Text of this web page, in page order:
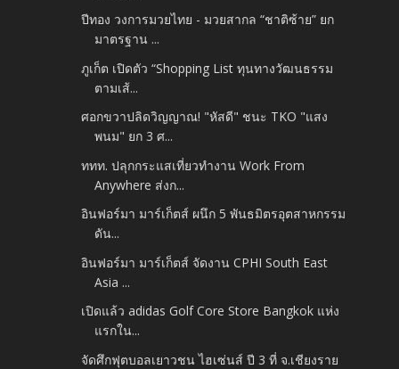
ปีทอง วงการมวยไทย - มวยสากล “ชาติซ้าย” ยก
มาตรฐาน ...
ภูเก็ต เปิดตัว “Shopping List ทุนทางวัฒนธรรม
ตามเส้...
ศอกขวาปลิดวิญญาณ! "หัสดี" ชนะ TKO "แสง
พนม" ยก 3 ศ...
ททท. ปลุกกระแสเที่ยวทำงาน Work From
Anywhere ส่งก...
อินฟอร์มา มาร์เก็ตส์ ผนึก 5 พันธมิตรอุตสาหกรรม
ดัน...
อินฟอร์มา มาร์เก็ตส์ จัดงาน CPHI South East
Asia ...
เปิดแล้ว adidas Golf Core Store Bangkok แห่ง
แรกใน...
จัดศึกฟุตบอลเยาวชน ไฮเซ่นส์ ปี 3 ที่ จ.เชียงราย